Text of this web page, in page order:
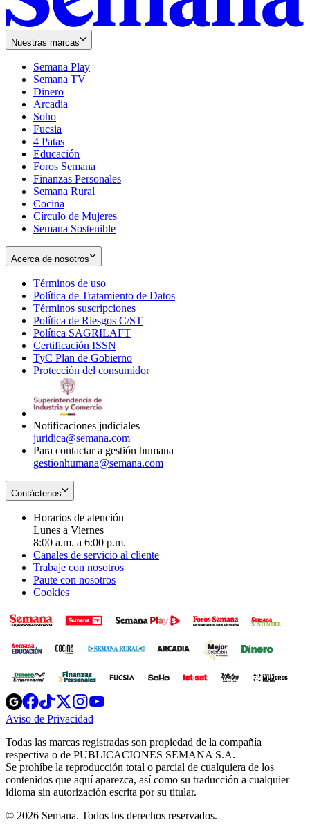
Nuestras marcas
Semana Play
Semana TV
Dinero
Arcadia
Soho
in
new
window
Fucsia
in
new
window
4 Patas
Educación
Foros Semana
Finanzas Personales
Semana Rural
Cocina
Círculo de Mujeres
Semana Sostenible
Acerca de nosotros
Términos de uso
in
new
window
Política de Tratamiento de Datos
Términos suscripciones
in
Política de Riesgos C/ST
Política SAGRILAFT
new
window
Certificación ISSN
in
new
TyC Plan de Gobierno
in
Protección del consumidorOpens
Notificaciones judiciales
juridica@semana.com
Para contactar a gestión humana
gestionhumana@semana.com
Contáctenos
Horarios de atención
Lunes a Viernes
8:00 a.m. a 6:00 p.m.
Canales de servicio al cliente
Trabaje con nosotros
Paute con nosotros
Cookies
Opens
in
new
Opens
in
new
Opens
in
new
window
Opens
new
windowwindow
Aviso de Privacidad
new
window
Todas las marcas registradas son propiedad de la compañía
respectiva o de PUBLICACIONES SEMANA S.A.
Se prohíbe la reproducción total o parcial de cualquiera de los
contenidos que aquí aparezca, así como su traducción a cualquier
idioma sin autorización escrita por su titular.
© 2026 Semana. Todos los derechos reservados.